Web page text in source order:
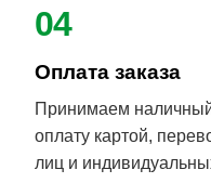
04
Оплата заказа
Принимаем
оплату картой,
лиц и